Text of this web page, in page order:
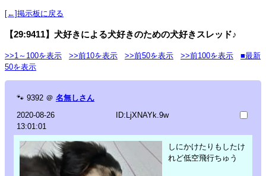
[←]掲示板に戻る
【29:9411】犬好きによる犬好きのための犬好きスレッド♪
>>1～100を表示 >>前10を表示 >>前50を表示 >>前100を表示
■最新
50を表示
🐾 9392 ＠ 名無しさん
2020-08-26
13:01:01
ID:LjXNAYk.9w
しにかけたりもしたけ
れど低空飛行ちゅう